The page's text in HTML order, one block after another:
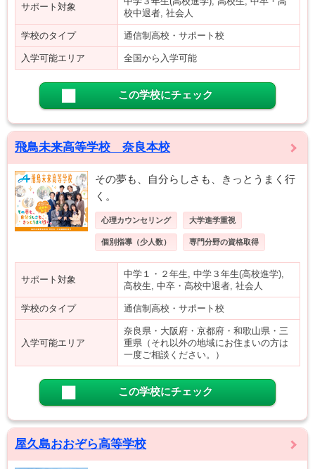
サポート対象
校中退者, 社会人
学校のタイプ 通信制高校・サポート校
入学可能エリア 全国から入学可能
この学校にチェック
飛鳥未来高等学校 奈良本校
その夢も、自分らしさも、きっとうまく行
く。
心理カウンセリング 大学進学重視
個別指導（少人数） 専門分野の資格取得
サポート対象
中学１・２年生, 中学３年生(高校進学),
高校生, 中卒・高校中退者, 社会人
学校のタイプ 通信制高校・サポート校
入学可能エリア
奈良県・大阪府・京都府・和歌山県・三
重県（それ以外の地域にお住まいの方は
一度ご相談ください。）
この学校にチェック
屋久島おおぞら高等学校